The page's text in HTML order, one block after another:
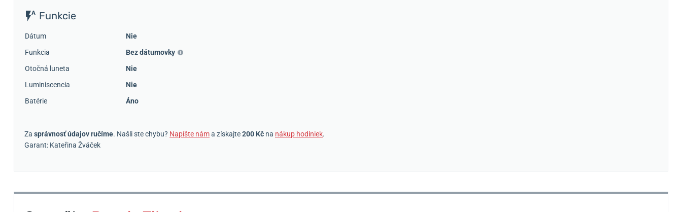
Funkcie
Dátum
Nie
Funkcia
Bez dátumovky
Otočná luneta
Nie
Luminiscencia
Nie
Batérie
Áno
Za správnosť údajov ručíme. Našli ste chybu? Napíšte náma získajte200 Kč na nákup hodiniek.
Garant: Kateřina Žváček